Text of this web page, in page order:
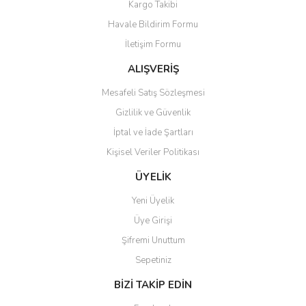
Kargo Takibi
Havale Bildirim Formu
İletişim Formu
ALIŞVERİŞ
Mesafeli Satış Sözleşmesi
Gizlilik ve Güvenlik
İptal ve İade Şartları
Kişisel Veriler Politikası
ÜYELİK
Yeni Üyelik
Üye Girişi
Şifremi Unuttum
Sepetiniz
BİZİ TAKİP EDİN